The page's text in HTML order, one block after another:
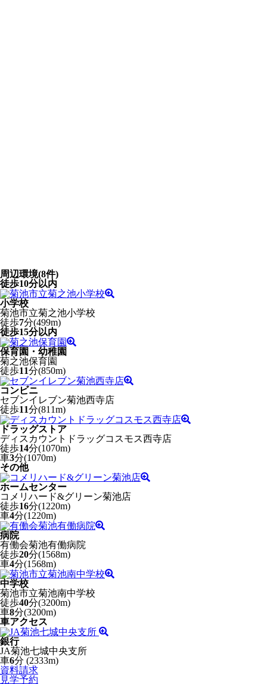
周辺環境(8件)
徒歩10分以内
小学校
菊池市立菊之池小学校
徒歩7分(499m)
徒歩15分以内
保育園・幼稚園
菊之池保育園
徒歩11分(850m)
コンビニ
セブンイレブン菊池西寺店
徒歩11分(811m)
ドラッグストア
ディスカウントドラッグコスモス西寺店
徒歩14分(1070m)
車3分(1070m)
その他
ホームセンター
コメリハード&グリーン菊池店
徒歩16分(1220m)
車4分(1220m)
病院
有働会菊池有働病院
徒歩20分(1568m)
車4分(1568m)
中学校
菊池市立菊池南中学校
徒歩40分(3200m)
車8分(3200m)
車アクセス
銀行
JA菊池七城中央支所
車6分 (2333m)
資料請求
見学予約